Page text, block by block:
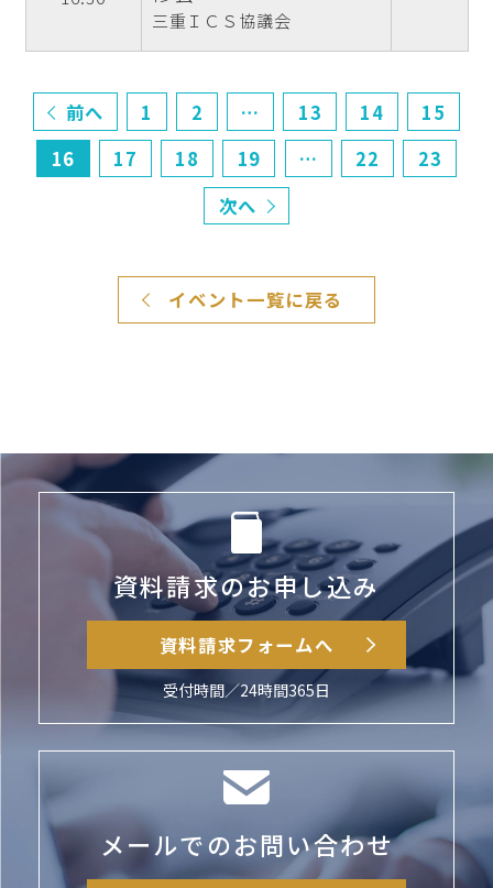
三重ＩＣＳ協議会
前へ 1 2 … 13 14
15
16
17 18 19 … 22
23
次へ
イベント一覧に戻る
資料請求のお申し込み
資料請求フォームへ
受付時間／24時間365日
メールでのお問い合わせ